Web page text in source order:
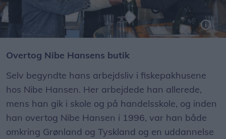
Overtog Nibe Hansens butik
Selv begyndte hans arbejdsliv i fiskepakhusene
hos Nibe Hansen. Her arbejdede han allerede,
mens han gik i skole og på handelsskole, og inden
han overtog Nibe Hansen i 1996, var han både
omkring Grønland og Tyskland og en uddannelse